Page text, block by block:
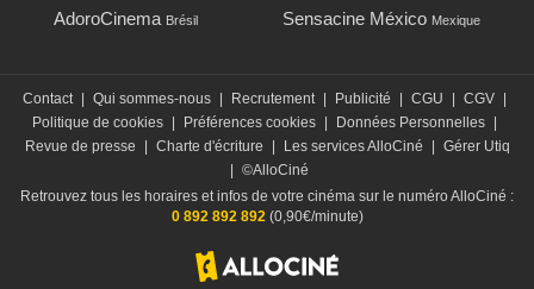
AdoroCinema Brésil Sensacine México Mexique
Contact Qui sommes-nous Recrutement Publicité CGU CGV
Politique de cookies
Préférences cookies Données Personnelles
Revue de presse
Charte d'écriture Les services AlloCiné
Gérer Utiq
©AlloCiné
Retrouvez tous les horaires et infos de votre cinéma sur le numéro AlloCiné :
0 892 892 892(0,90€/minute)